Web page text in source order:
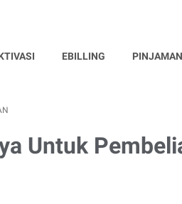
EBILLING PINJAMAN
Untuk